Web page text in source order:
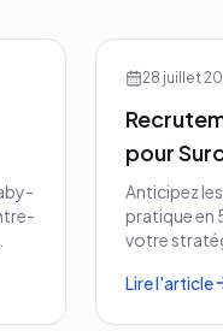
28 juillet
pour
Anticipez
pratique en
votre
Lire l'article